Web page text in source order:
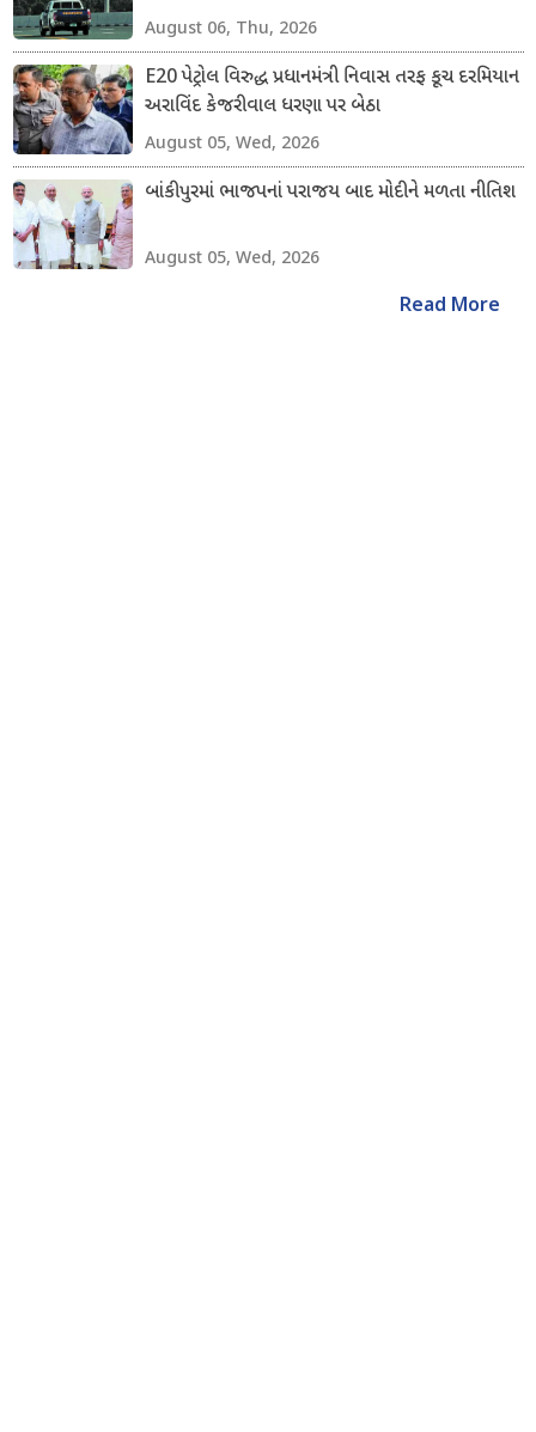
August 06, Thu, 2026
E20 પેટ્રોલ વિરુદ્ધ પ્રધાનમંત્રી નિવાસ તરફ કૂચ દરમિયાન
અરાવિંદ કેજરીવાલ ધરણા પર બેઠા
August 05, Wed, 2026
બાંકીપુરમાં ભાજપનાં પરાજય બાદ મોદીને મળતા નીતિશ
August 05, Wed, 2026
Read More